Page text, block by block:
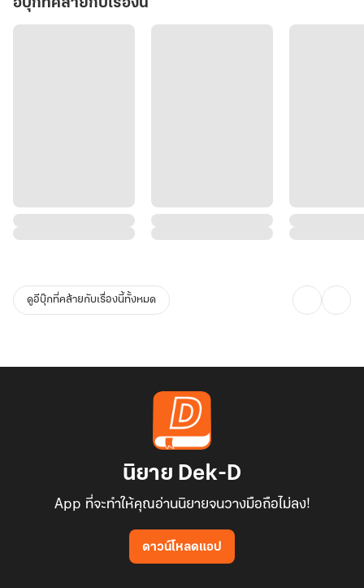
อีบุ๊กที่คล้ายกับเรื่องนี้
ดูอีบุ๊กที่คล้ายกับเรื่องนี้ทั้งหมด
นิยาย Dek-D
App ที่จะทำให้คุณอ่านนิยายจนวางมือถือไม่ลง!
ดาวน์โหลดแอป